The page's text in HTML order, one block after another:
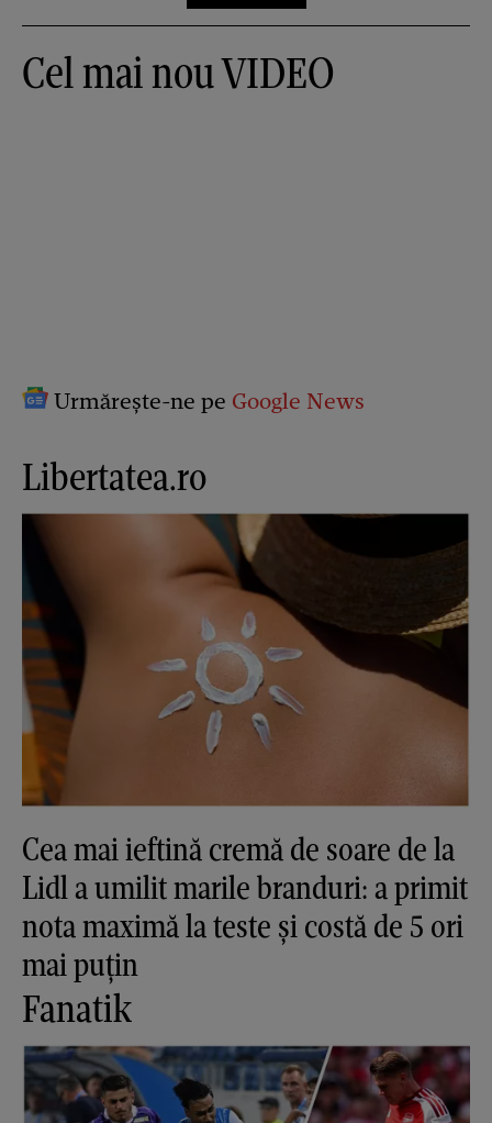
Cel mai nou VIDEO
Urmărește-ne pe Google News
Libertatea.ro
Cea mai ieftină cremă de soare de la
Lidl a umilit marile branduri: a primit
nota maximă la teste și costă de 5 ori
mai puțin
Fanatik